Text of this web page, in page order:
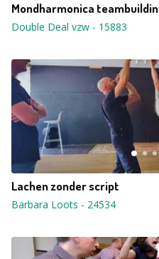
Mondharmonica
Double Deal vzw - 15883
Lachen zonder script
Barbara Loots - 24534